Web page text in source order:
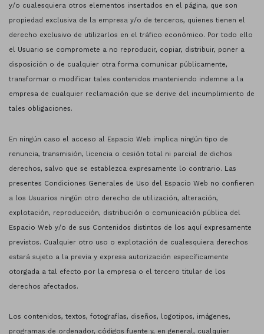
y/o cualesquiera otros elementos insertados en el página, que son
propiedad exclusiva de la empresa y/o de terceros, quienes tienen el
derecho exclusivo de utilizarlos en el tráfico económico. Por todo ello
el Usuario se compromete a no reproducir, copiar, distribuir, poner a
disposición o de cualquier otra forma comunicar públicamente,
transformar o modificar tales contenidos manteniendo indemne a la
empresa de cualquier reclamación que se derive del incumplimiento de
tales obligaciones.
En ningún caso el acceso al Espacio Web implica ningún tipo de
renuncia, transmisión, licencia o cesión total ni parcial de dichos
derechos, salvo que se establezca expresamente lo contrario. Las
presentes Condiciones Generales de Uso del Espacio Web no confieren
a los Usuarios ningún otro derecho de utilización, alteración,
explotación, reproducción, distribución o comunicación pública del
Espacio Web y/o de sus Contenidos distintos de los aquí expresamente
previstos. Cualquier otro uso o explotación de cualesquiera derechos
estará sujeto a la previa y expresa autorización específicamente
otorgada a tal efecto por la empresa o el tercero titular de los
derechos afectados.
Los contenidos, textos, fotografías, diseños, logotipos, imágenes,
programas de ordenador, códigos fuente y, en general, cualquier